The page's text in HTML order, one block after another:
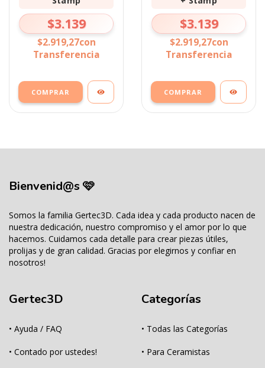
$3.139
$2.919,27con
Transferencia
COMPRAR
$3.139
$2.919,27con
Transferencia
COMPRAR
Bienvenid@s 🩷
Somos la familia Gertec3D. Cada idea y cada producto nacen de
nuestra dedicación, nuestro compromiso y el amor por lo que
hacemos. Cuidamos cada detalle para crear piezas útiles,
prolijas y de gran calidad. Gracias por elegirnos y confiar en
nosotros!
Gertec3D
• Ayuda / FAQ
• Contado por ustedes!
Categorías
• Todas las Categorías
• Para Ceramistas